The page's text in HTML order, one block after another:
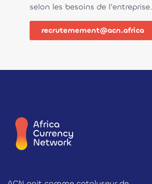
selon les besoins de l’entreprise.
recrutemement@acn.africa